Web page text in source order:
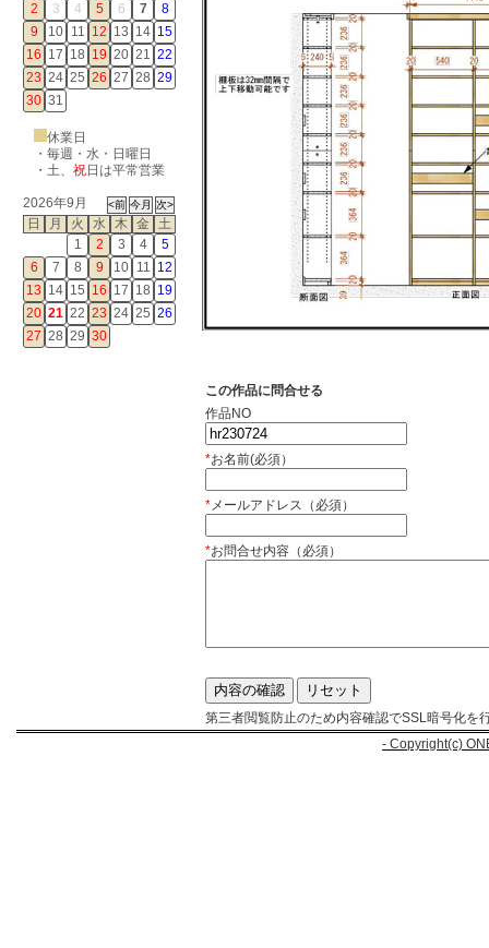
2
3 4 5 6 7
8
9
10 11 12 13 14 15
16 17 18 19 20 21 22
23 24 25 26 27 28 29
30 31
休業日
・毎週・水・日曜日
・ 土、 祝日は平常営業
2026年9月
日
月 火 水 木 金
土
1
2 3 4
5
6
7 8 9 10 11 12
13 14 15 16 17 18 19
20 21 22 23 24 25 26
27 28 29 30
この作品に問合せる
作品NO
*お名前(必須）
*メールアドレス（必須）
*お問合せ内容（必須）
第三者閲覧防止のため内容確認でSSL暗号化を
- Copyright(c)